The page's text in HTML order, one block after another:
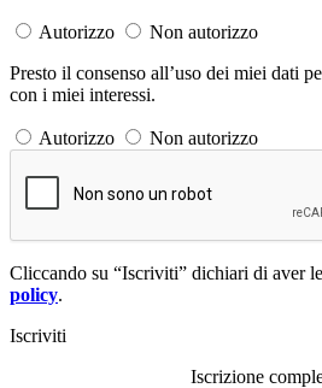
Autorizzo
Non autorizzo
Presto il consenso all’uso dei miei dati
con i miei interessi.
Autorizzo Non autorizzo
Cliccando su “Iscriviti” dichiari di aver
policy.
Iscriviti
Iscrizione